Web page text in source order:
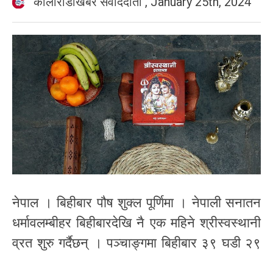
नेपाल । बिहीबार पौष शुक्ल पूर्णिमा । नेपाली सनातन
धर्मावलम्बीहर बिहीबारदेखि नै एक महिने श्रीस्वस्थानी
व्रत शुरु गर्दैछन् । पञ्चाङ्गमा बिहीबार ३९ घडी २९